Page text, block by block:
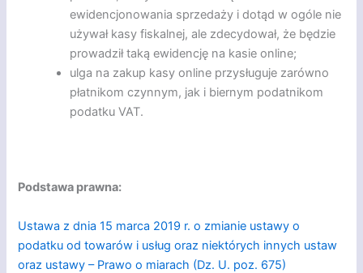
ewidencjonowania sprzedaży i dotąd w ogóle nie
używał kasy fiskalnej, ale zdecydował, że będzie
prowadził taką ewidencję na kasie online;
ulga na zakup kasy online przysługuje zarówno
płatnikom czynnym, jak i biernym podatnikom
podatku VAT.
Podstawa prawna:
Ustawa z dnia 15 marca 2019 r. o zmianie ustawy o
podatku od towarów i usług oraz niektórych innych ustaw
oraz ustawy – Prawo o miarach (Dz. U. poz. 675)